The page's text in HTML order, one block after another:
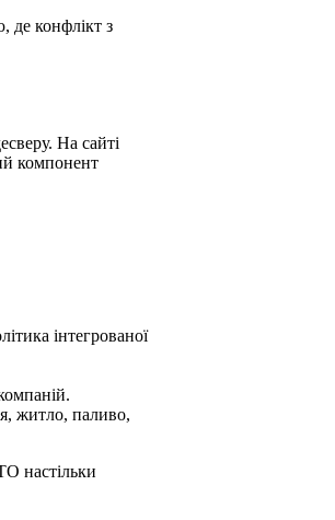
де конфлікт з
На сайті
компонент
інтегрованої
житло, паливо,
настільки